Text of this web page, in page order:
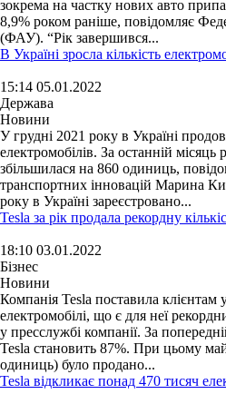
зокрема на частку нових авто
8,9% роком раніше, повідомляє
(ФАУ). “Рік завершився...
В Україні зросла кількість
15:14 05.01.2022
Держава
Новини
У грудні 2021 року в Україні
електромобілів. За останній місяць
збільшилася на 860 одиниць,
транспортних інновацій Марина
року в Україні зареєстровано...
Tesla за рік продала рекордну
18:10 03.01.2022
Бізнес
Новини
Компанія Tesla поставила клієнтам
електромобілі, що є для неї
у пресслужбі компанії. За
Tesla становить 87%. При цьому
одиниць) було продано...
Tesla відкликає понад 470 тисяч